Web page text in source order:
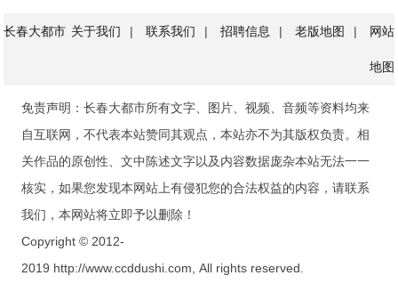
长春大都市 关于我们 | 联系我们 | 招聘信息 | 老版地图 | 网站
地图
免责声明：长春大都市所有文字、图片、视频、音频等资料均来
自互联网，不代表本站赞同其观点，本站亦不为其版权负责。相
关作品的原创性、文中陈述文字以及内容数据庞杂本站无法一一
核实，如果您发现本网站上有侵犯您的合法权益的内容，请联系
我们，本网站将立即予以删除！
Copyright © 2012-
2019 http://www.ccddushi.com, All rights reserved.